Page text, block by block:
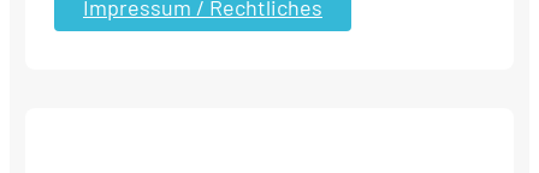
Impressum / Rechtliches